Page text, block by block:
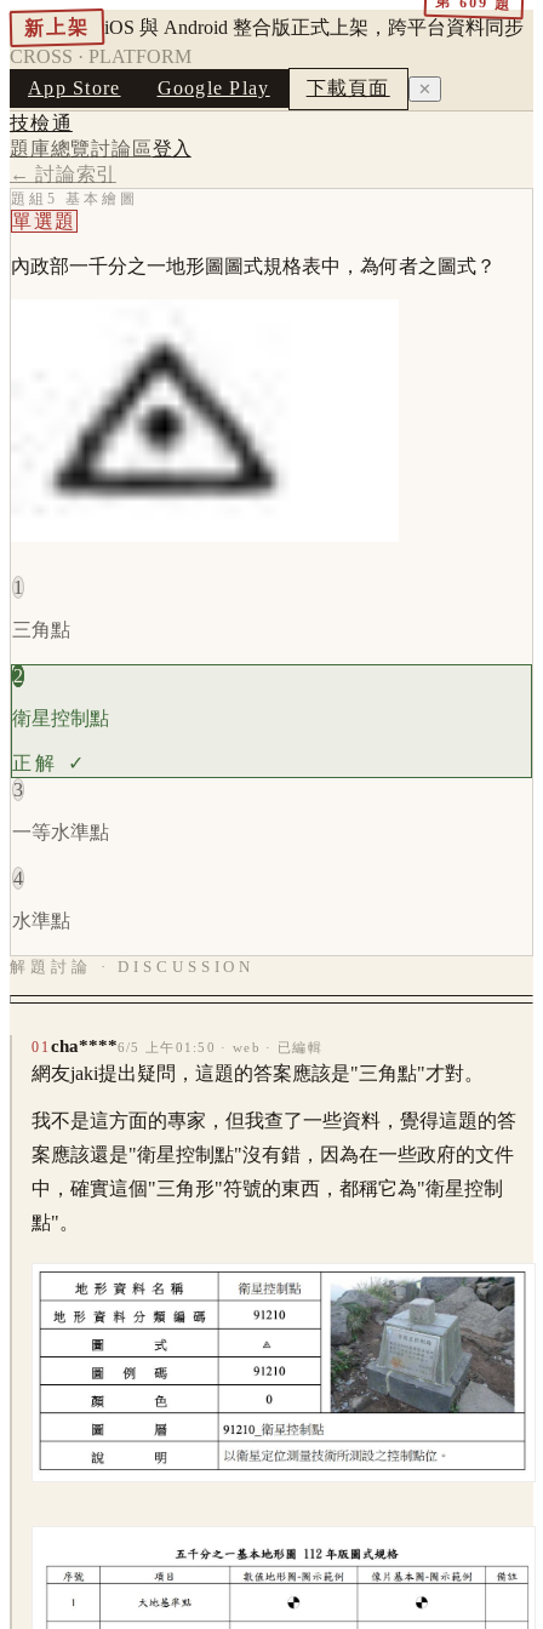
新上架
iOS 與 Android 整合版正式上架，跨平台資料同步
CROSS · PLATFORM
App Store
Google Play 下載頁面 ✕
技檢通
題庫總覽討論區登入
← 討論索引
題組5 基本繪圖
單選題
內政部一千分之一地形圖圖式規格表中，為何者之圖式？
1
三角點
2
衛星控制點
正解 ✓
3
一等水準點
4
水準點
解題討論 · DISCUSSION
01 cha****6/5 上午01:50 · web · 已編輯
網友jaki提出疑問，這題的答案應該是"三角點"才對。
我不是這方面的專家，但我查了一些資料，覺得這題的答
案應該還是"衛星控制點"沒有錯，因為在一些政府的文件
中，確實這個"三角形"符號的東西，都稱它為"衛星控制
點"。